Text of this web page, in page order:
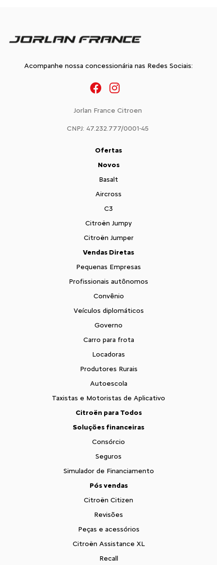
Novos
Basalt
Aircross
C3
Citroën Jumpy
Citroën Jumper
Vendas Diretas
Pequenas Empresas
Profissionais autônomos
Convênio
Veículos diplomáticos
Governo
Carro para frota
Locadoras
Produtores Rurais
Autoescola
Taxistas e Motoristas de Aplicativo
Citroën para Todos
Soluções financeiras
Consórcio
Seguros
Simulador de Financiamento
Pós vendas
Citroën Citizen
Revisões
Peças e acessórios
Citroën Assistance XL
Recall
Seminovos